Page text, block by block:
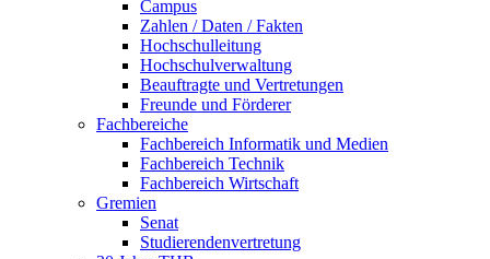
Campus
Zahlen / Daten / Fakten
Hochschulleitung
Hochschulverwaltung
Beauftragte und Vertretungen
Freunde und Förderer
Fachbereiche
Fachbereich Informatik und Medien
Fachbereich Technik
Fachbereich Wirtschaft
Gremien
Senat
Studierendenvertretung